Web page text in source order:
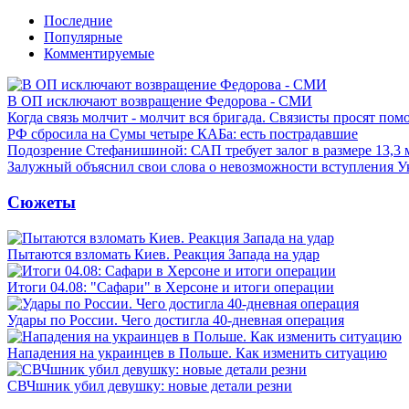
Последние
Популярные
Комментируемые
В ОП исключают возвращение Федорова - СМИ
Когда связь молчит - молчит вся бригада. Связисты просят
РФ сбросила на Сумы четыре КАБа: есть пострадавшие
Подозрение Стефанишиной: САП требует залог в размере 13,3
Залужный объяснил свои слова о невозможности
Сюжеты
Пытаются взломать Киев. Реакция Запада на удар
Итоги 04.08: "Сафари" в Херсоне и итоги операции
Удары по России. Чего достигла 40-дневная операция
Нападения на украинцев в Польше. Как изменить ситуацию
СВЧшник убил девушку: новые детали резни